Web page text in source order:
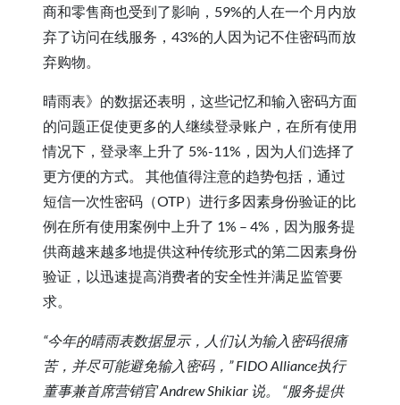
商和零售商也受到了影响，59%的人在一个月内放
弃了访问在线服务，43%的人因为记不住密码而放
弃购物。
晴雨表》的数据还表明，这些记忆和输入密码方面
的问题正促使更多的人继续登录账户，在所有使用
情况下，登录率上升了 5%-11%，因为人们选择了
更方便的方式。 其他值得注意的趋势包括，通过
短信一次性密码（OTP）进行多因素身份验证的比
例在所有使用案例中上升了 1% – 4%，因为服务提
供商越来越多地提供这种传统形式的第二因素身份
验证，以迅速提高消费者的安全性并满足监管要
求。
“今年的晴雨表数据显示，人们认为输入密码很痛
苦，并尽可能避免输入密码，” FIDO Alliance执行
董事兼首席营销官 Andrew Shikiar 说。 “服务提供